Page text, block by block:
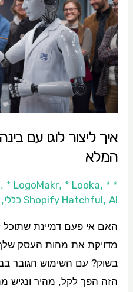
איך ליצור לוגו עם
המלא
* Brandmark
, * LogoMakr, * Looka, *
Shopify Hatchful, AI כללי
האם אי פעם דמיינת שתוכל
מדויקת את מהות העסק
בשוק? עם השימוש הגובר
הזה הפך לקל, מהיר ונגיש
לוגו
עם
בינה
מלאכותית:
המדריך
המלא